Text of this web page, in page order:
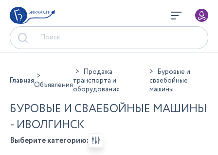
БИРЖА СНГ
ГлавнаяОбъявления
Продажа
транспорта и
оборудования
Буровые и
сваебойные
машины
БУРОВЫЕ И СВАЕБОЙНЫЕ МАШИНЫ
- ИВОЛГИНСК
Выберите категорию: